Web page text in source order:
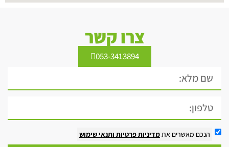
צרו קשר
053-3413894
הנכם מאשרים אתמדיניות פרטיות ותנאי שימוש